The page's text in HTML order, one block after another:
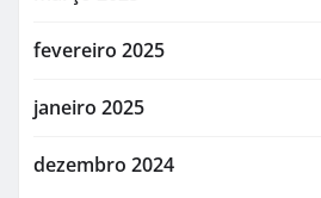
fevereiro 2025
janeiro 2025
dezembro 2024